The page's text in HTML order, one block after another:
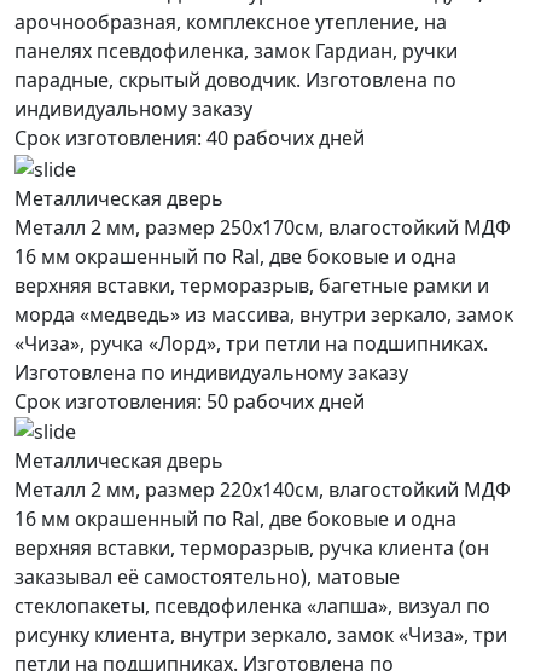
арочнообразная, комплексное утепление, на
панелях псевдофиленка, замок Гардиан, ручки
парадные, скрытый доводчик. Изготовлена по
индивидуальному заказу
Срок изготовления: 40 рабочих дней
Металлическая дверь
Металл 2 мм, размер 250х170см, влагостойкий МДФ
16 мм окрашенный по Ral, две боковые и одна
верхняя вставки, терморазрыв, багетные рамки и
морда «медведь» из массива, внутри зеркало, замок
«Чиза», ручка «Лорд», три петли на подшипниках.
Изготовлена по индивидуальному заказу
Срок изготовления: 50 рабочих дней
Металлическая дверь
Металл 2 мм, размер 220х140см, влагостойкий МДФ
16 мм окрашенный по Ral, две боковые и одна
верхняя вставки, терморазрыв, ручка клиента (он
заказывал её самостоятельно), матовые
стеклопакеты, псевдофиленка «лапша», визуал по
рисунку клиента, внутри зеркало, замок «Чиза», три
петли на подшипниках. Изготовлена по